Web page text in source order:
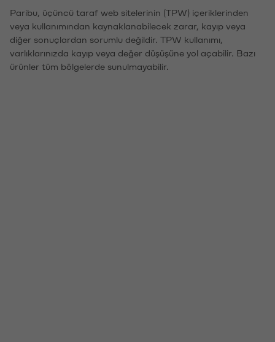
Paribu, üçüncü taraf web sitelerinin (TPW) içeriklerinden
veya kullanımından kaynaklanabilecek zarar, kayıp veya
diğer sonuçlardan sorumlu değildir. TPW kullanımı,
varlıklarınızda kayıp veya değer düşüşüne yol açabilir. Bazı
ürünler tüm bölgelerde sunulmayabilir.